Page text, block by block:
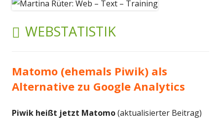
SCHLAGWORT:
WEBSTATISTIK
Matomo (ehemals Piwik) als
Alternative zu Google Analytics
Piwik heißt jetzt Matomo(aktualisierter Beitrag)